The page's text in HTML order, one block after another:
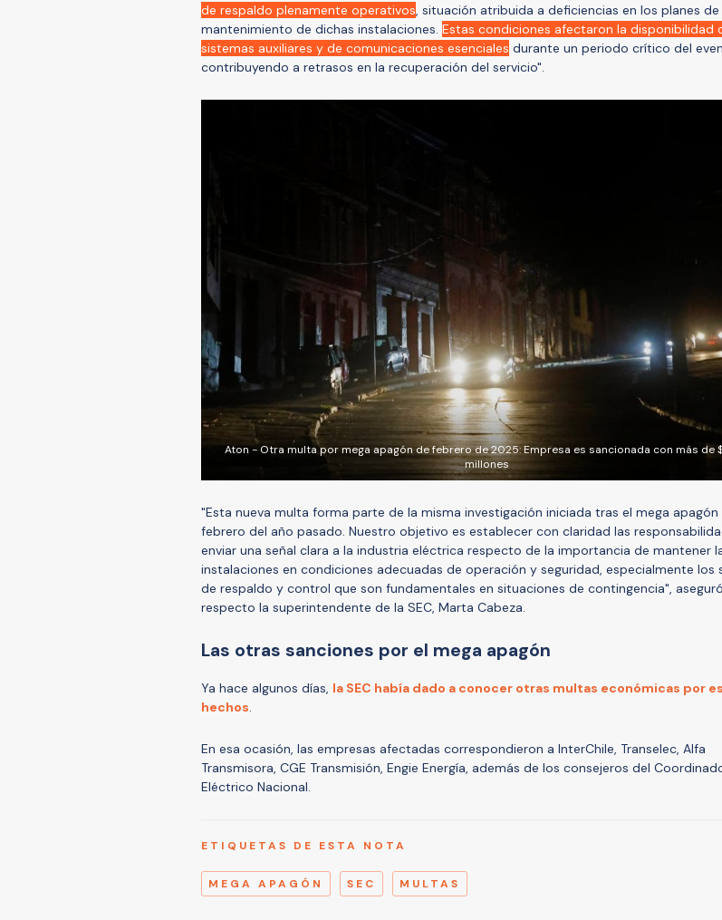
de respaldo plenamente operativos, situación atribuida a deficiencias en los planes de
mantenimiento de dichas instalaciones. Estas condiciones afectaron la disponibilidad
sistemas auxiliares y de comunicaciones esenciales durante un periodo crítico del
contribuyendo a retrasos en la recuperación del servicio".
Aton - Otra multa por mega apagón de febrero de 2025: Empresa es sancionada con más de
millones
"Esta nueva multa forma parte de la misma investigación iniciada tras el mega apagón
febrero del año pasado. Nuestro objetivo es establecer con claridad las
enviar una señal clara a la industria eléctrica respecto de la importancia de mantener
instalaciones en condiciones adecuadas de operación y seguridad, especialmente los
de respaldo y control que son fundamentales en situaciones de contingencia",
respecto la superintendente de la SEC, Marta Cabeza.
Las otras sanciones por el mega apagón
Ya hace algunos días, la SEC había dado a conocer otras multas económicas por
hechos.
En esa ocasión, las empresas afectadas correspondieron a InterChile, Transelec, Alfa
Transmisora, CGE Transmisión, Engie Energía, además de los consejeros del
Eléctrico Nacional.
ETIQUETAS DE ESTA NOTA
MEGA APAGÓN SEC MULTAS